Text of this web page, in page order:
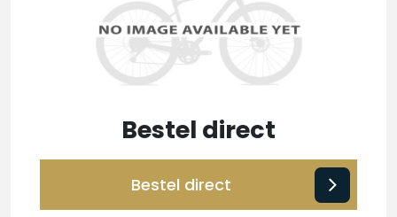
Bestel direct
Bestel direct